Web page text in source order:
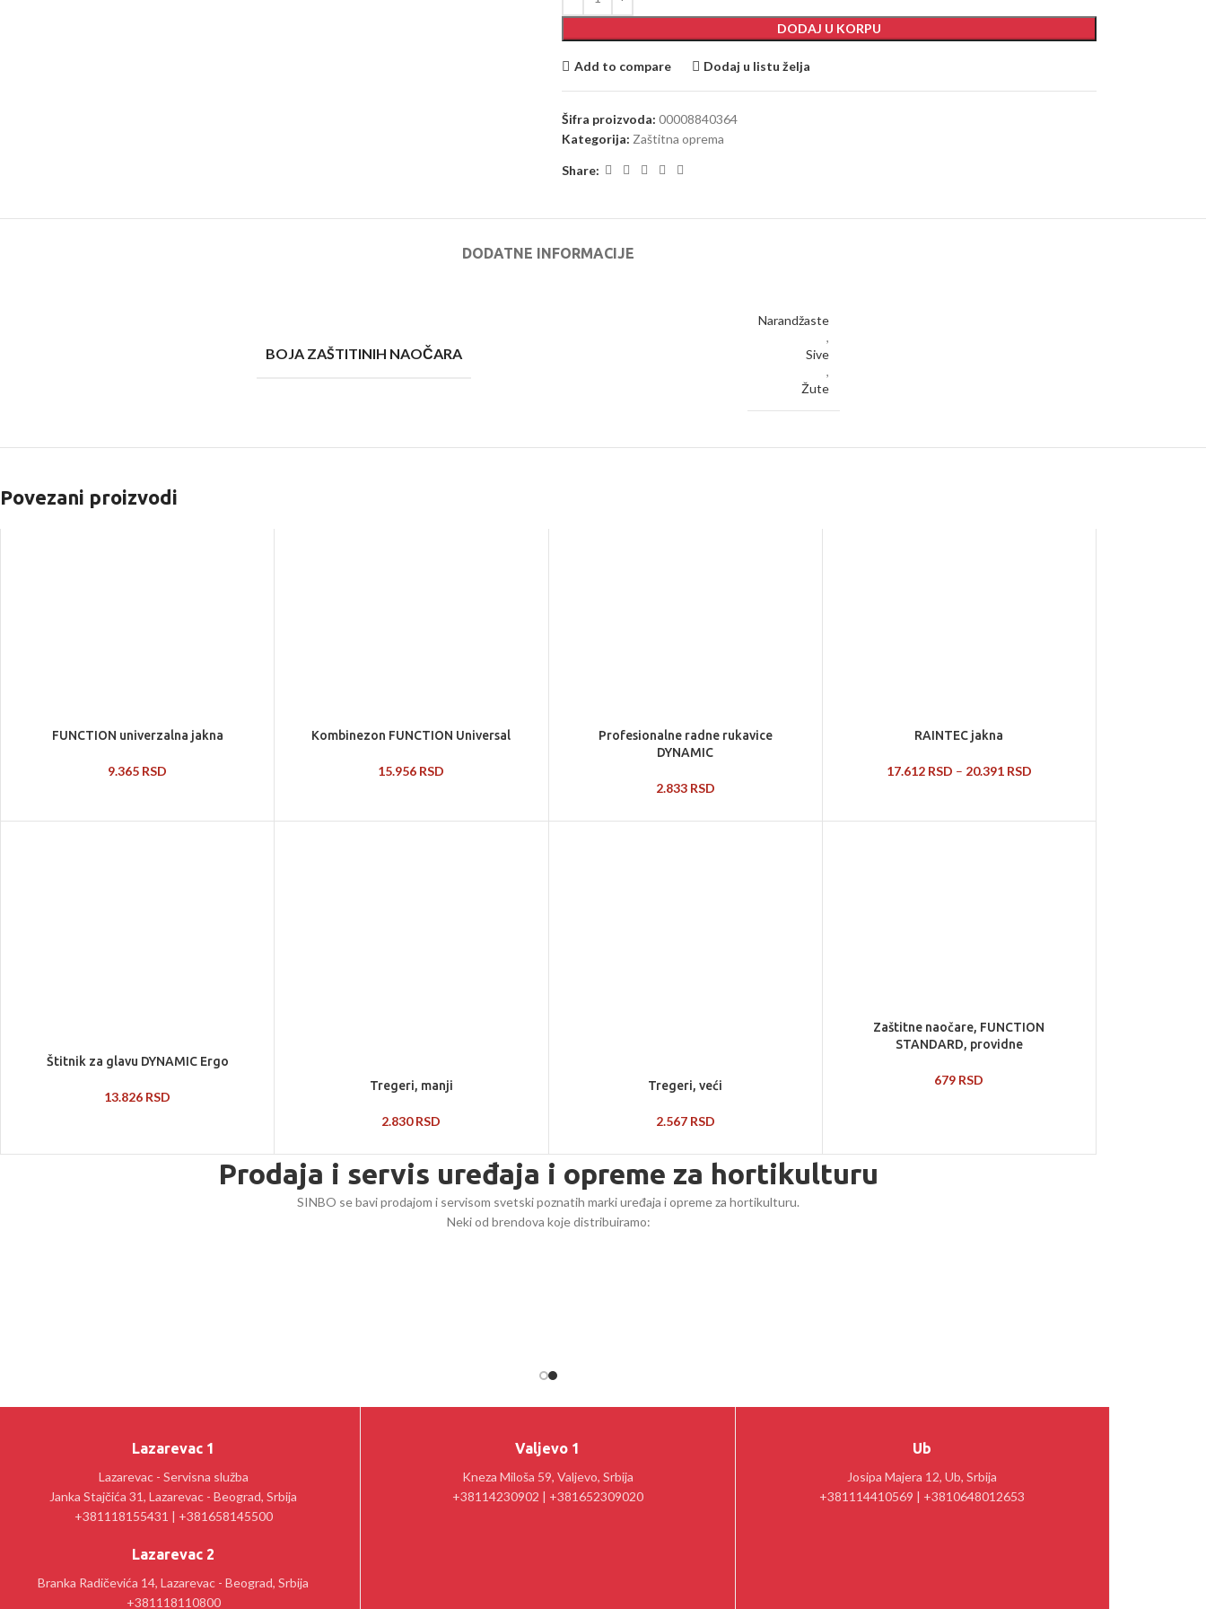
DODAJ U KORPU
Add to compare Dodaj u listu želja
Šifra proizvoda: 00008840364
Kategorija: Zaštitna oprema
Share:
DODATNE INFORMACIJE
BOJA ZAŠTITINIH NAOČARA
Narandžaste
,
Sive
,
Žute
Povezani proizvodi
FUNCTION univerzalna jakna
9.365 RSD
Kombinezon FUNCTION Universal
15.956 RSD
Profesionalne radne rukavice
DYNAMIC
2.833 RSD
RAINTEC jakna
17.612 RSD – 20.391 RSD
Štitnik za glavu DYNAMIC Ergo
13.826 RSD
Tregeri, manji
2.830RSD
Tregeri, veći
2.567 RSD
Zaštitne naočare, FUNCTION
STANDARD, providne
679 RSD
Prodaja i servis uređaja i opreme za hortikulturu
SINBO se bavi prodajom i servisom svetski poznatih marki uređaja i opreme za hortikulturu.
Neki od brendova koje distribuiramo:
Lazarevac 1
Lazarevac - Servisna služba
Janka Stajčića 31, Lazarevac - Beograd, Srbija
+381118155431 | +381658145500
Lazarevac 2
Branka Radičevića 14, Lazarevac - Beograd, Srbija
+381118110800
Valjevo 1
Kneza Miloša 59, Valjevo, Srbija
+38114230902 | +381652309020
Ub
Josipa Majera 12, Ub, Srbija
+381114410569 | +3810648012653